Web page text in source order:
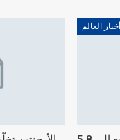
أخبار العالم